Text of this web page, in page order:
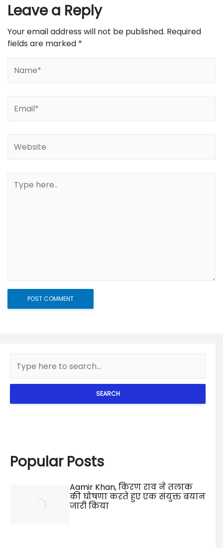
Leave a Reply
Your email address will not be published. Required
fields are marked *
SEARCH
Popular Posts
Aamir Khan, किरण राव ने तलाक
की घोषणा करते हुए एक संयुक्त बयान
जारी किया